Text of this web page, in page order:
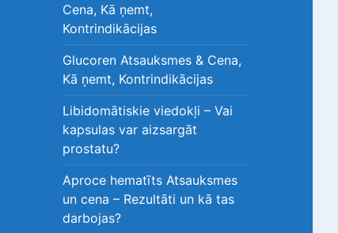
Cena, Kā ņemt,
Kontrindikācijas
Glucoren Atsauksmes & Cena,
Kā ņemt, Kontrindikācijas
Libidomātiskie viedokļi – Vai
kapsulas var aizsargāt
prostatu?
Aproce hematīts Atsauksmes
un cena – Rezultāti un kā tas
darbojas?